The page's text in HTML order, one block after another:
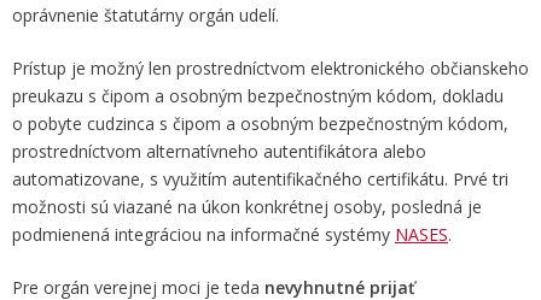
oprávnenie štatutárny orgán udelí.
Prístup je možný len prostredníctvom elektronického občianskeho
preukazu s čipom a osobným bezpečnostným kódom, dokladu
o pobyte cudzinca s čipom a osobným bezpečnostným kódom,
prostredníctvom alternatívneho autentifikátora alebo
automatizovane, s využitím autentifikačného certifikátu. Prvé tri
možnosti sú viazané na úkon konkrétnej osoby, posledná je
podmienená integráciou na informačné systémy NASES.
Pre orgán verejnej moci je teda nevyhnutné prijať